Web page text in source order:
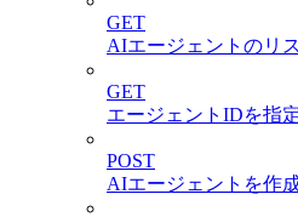
GET
AIエージェントのリ
GET
エージェントIDを指
POST
AIエージェントを作